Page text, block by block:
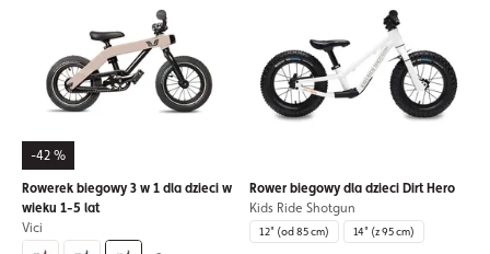
-42 %
Rowerek biegowy 3 w 1 dla dzieci w
wieku 1-5 lat
Vici
Rower biegowy dla dzieci Dirt Hero
Kids Ride Shotgun
12" (od 85 cm) 14" (z 95 cm)